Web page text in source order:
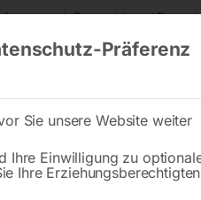
nach Österreich und
Präferenz
Sie unsere Website weiter
Ihre Einwilligung zu
Ihre